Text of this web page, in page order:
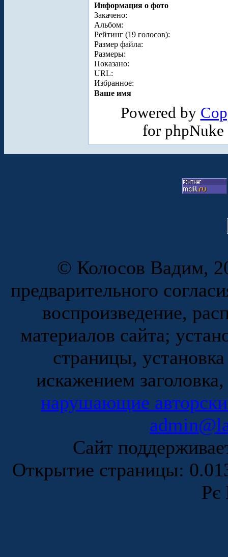
Информация о фото
Закачено:
Альбом:
Рейтинг (19 голосов):
Размер файла:
Размеры:
Показано:
URL:
Избранное:
Ваше имя
Powered by
for
© Колосов Вадим,
предварительного
воспроизведение,
материалов сайта;
страницы,
искажением
нарушающие
Сайт
Открытие страницы:
Рє